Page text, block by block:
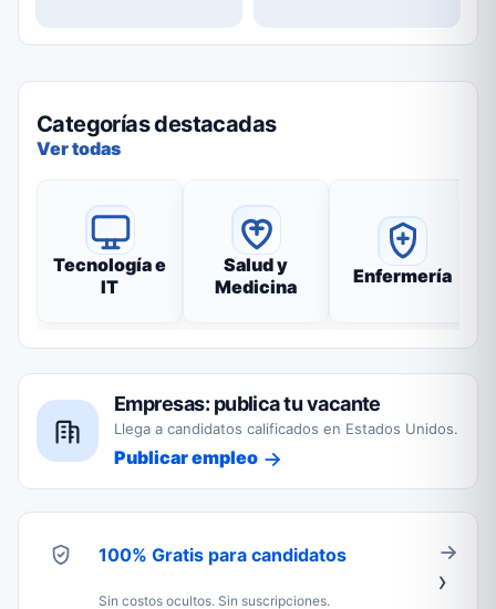
Categorías destacadas
Ver todas
Tecnología e
IT
Salud y
Medicina
Enfermería
Empresas: publica tu vacante
Llega a candidatos calificados en Estados Unidos.
Publicar empleo
100% Gratis para candidatos
Sin costos ocultos. Sin suscripciones.